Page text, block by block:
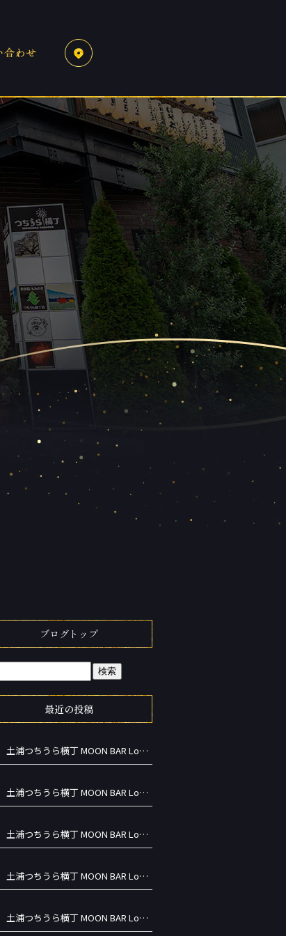
ブログトップ
最近の投稿
土浦つちうら横丁 MOON BAR Lounge ーズメントBAR シーシャカラ オケお酒
土浦つちうら横丁 MOON BAR Lounge ーズメントBAR シーシャカラ オケお酒
土浦つちうら横丁 MOON BAR Lounge ーズメントBAR シーシャカラ オケお酒
土浦つちうら横丁 MOON BAR Lounge ーズメントBAR シーシャカラ オケお酒
土浦つちうら横丁 MOON BAR Lounge ーズメントBAR シーシャカラ オケお酒